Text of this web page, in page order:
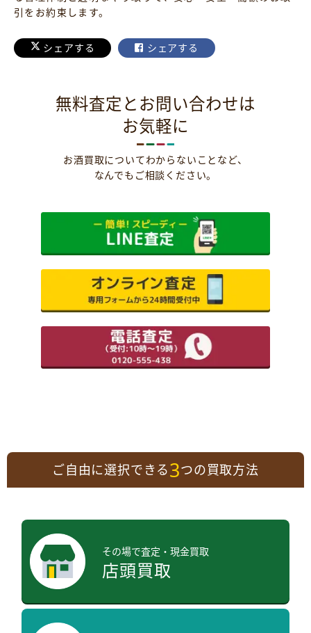
引をお約束します。
シェアする シェアする
無料査定とお問い合わせは
お気軽に
お酒買取についてわからないことなど、
なんでもご相談ください。
ご自由に選択できる3つの買取方法
その場で査定・現金買取
店頭買取